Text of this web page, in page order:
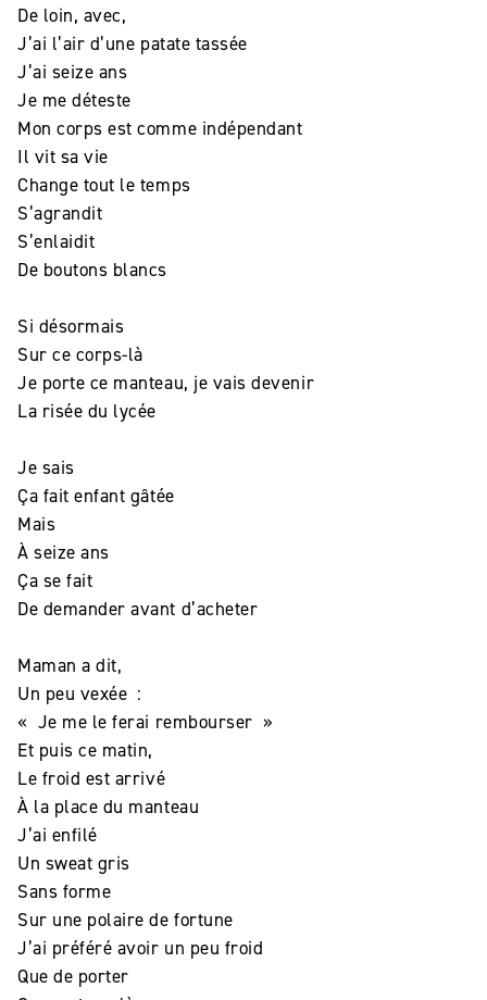
De loin, avec,
J’ai l’air d’une patate tassée
J’ai seize ans
Je me déteste
Mon corps est comme indépendant
Il vit sa vie
Change tout le temps
S’agrandit
S’enlaidit
De boutons blancs
Si désormais
Sur ce corps-là
Je porte ce manteau, je vais devenir
La risée du lycée
Je sais
Ça fait enfant gâtée
Mais
À seize ans
Ça se fait
De demander avant d’acheter
Maman a dit,
Un peu vexée :
« Je me le ferai rembourser »
Et puis ce matin,
Le froid est arrivé
À la place du manteau
J’ai enfilé
Un sweat gris
Sans forme
Sur une polaire de fortune
J’ai préféré avoir un peu froid
Que de porter